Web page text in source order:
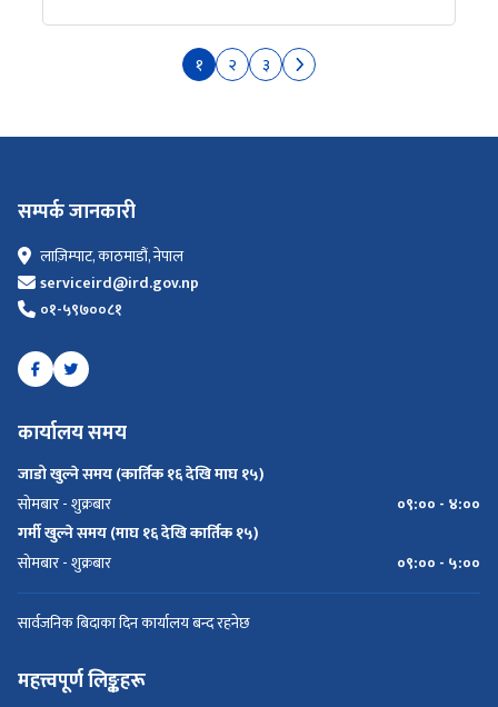
१ २ ३
सम्पर्क जानकारी
लाज़िम्पाट, काठमाडौं, नेपाल
serviceird@ird.gov.np
०१-५९७००८१
कार्यालय समय
जाडो खुल्ने समय (कार्तिक १६ देखि माघ १५)
सोमबार - शुक्रबार
०९:०० - ४:००
गर्मी खुल्ने समय (माघ १६ देखि कार्तिक १५)
सोमबार - शुक्रबार
०९:०० - ५:००
सार्वजनिक बिदाका दिन कार्यालय बन्द रहनेछ
महत्त्वपूर्ण लिङ्कहरू